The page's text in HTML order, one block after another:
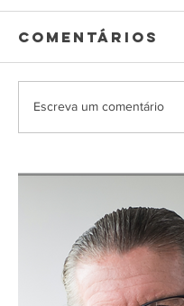
Comentários
Escreva um comentário